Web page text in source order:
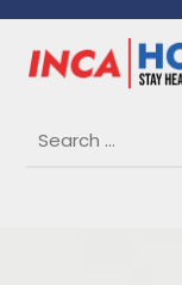
content